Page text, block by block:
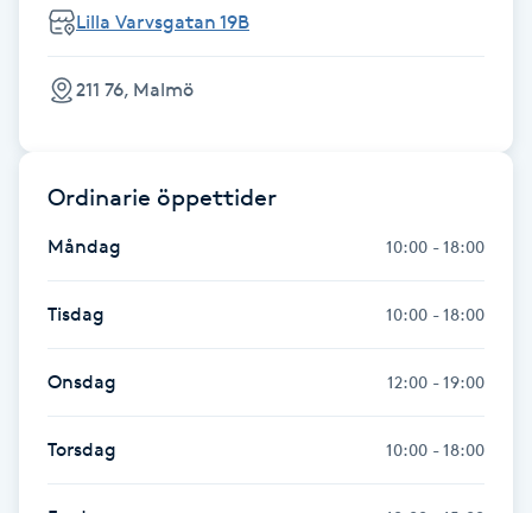
Funktionsanalys
Föning
Gel naglar
Gelenaglar
Gellack
Gellack med förstärkning
Lilla Varvsgatan 19B
211 76, Malmö
Ordinarie öppettider
Måndag 10:00 - 18:00
Tisdag 10:00 - 18:00
Onsdag 12:00 - 19:00
Torsdag 10:00 - 18:00